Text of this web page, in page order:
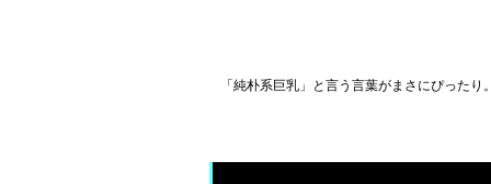
「純朴系巨乳」と言う言葉がまさにぴった